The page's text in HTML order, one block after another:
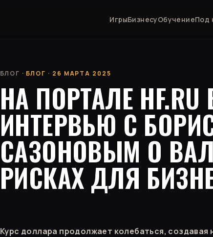
ИгрыБизнесуОбучениеПод
БЛОГ · БЛОГ · 26 МАРТА 2025
НА ПОРТАЛЕ
ИНТЕРВЬЮ С
САЗОНОВЫМ О
РИСКАХ ДЛЯ
Курс доллара продолжает колебаться, создавая